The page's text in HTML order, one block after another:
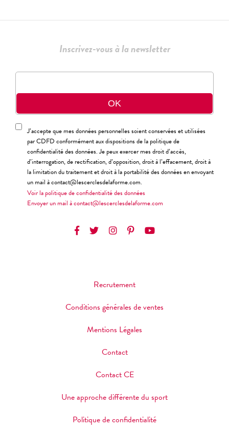
Inscrivez-vous à la newsletter
J’accepte que mes données personnelles soient conservées et utilisées
par CDFD conformément aux dispositions de la politique de
confidentialité des données. Je peux exercer mes droit d’accès,
d’interrogation, de rectification, d’opposition, droit à l’effacement, droit à
la limitation du traitement et droit à la portabilité des données en envoyant
un mail à contact@lescerclesdelaforme.com.
Voir la politique de confidentialité des données
Envoyer un mail à contact@lescerclesdelaforme.com
Recrutement
Conditions générales de ventes
Mentions Légales
Contact
Contact CE
Une approche différente du sport
Politique de confidentialité